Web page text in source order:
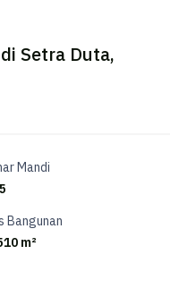
Setra Duta,
Mandi
5
Bangunan
m²